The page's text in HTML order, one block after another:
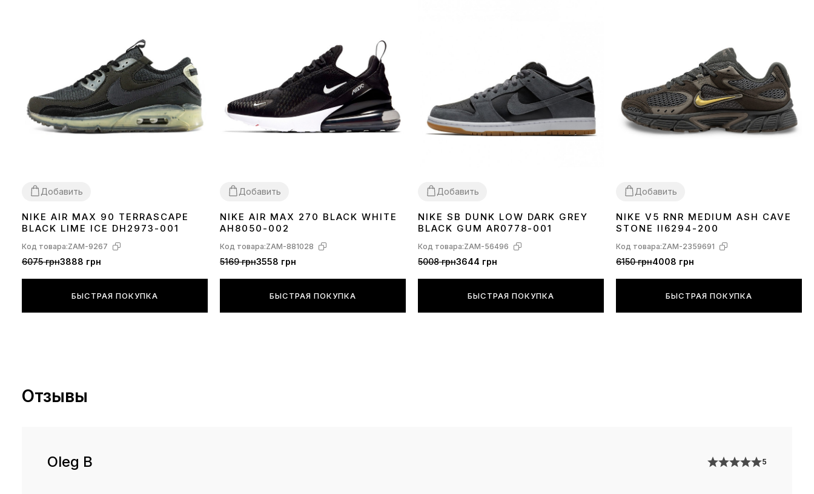
Добавить
3640 4142 434445
NIKE AIR MAX 90 TERRASCAPE
BLACK LIME ICE DH2973-001
Код товара:ZAM-9267
6075 грн3888 грн
БЫСТРАЯ ПОКУПКА
Добавить
3637 38 39 404142 43 44 45
NIKE AIR MAX 270 BLACK WHITE
AH8050-002
Код товара:ZAM-881028
5169 грн3558 грн
БЫСТРАЯ ПОКУПКА
Добавить
3637 38394041 42 4344
NIKE SB DUNK LOW DARK GREY
BLACK GUM AR0778-001
Код товара:ZAM-56496
5008 грн3644 грн
БЫСТРАЯ ПОКУПКА
Добавить
3637 383940 41 42434445
NIKE V5 RNR MEDIUM ASH CAVE
STONE II6294-200
Код товара:ZAM-2359691
6150 грн4008 грн
БЫСТРАЯ ПОКУПКА
Отзывы
Oleg B 5